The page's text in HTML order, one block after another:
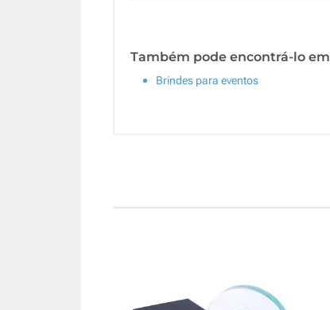
Também pode encontrá-lo em
Brindes para eventos